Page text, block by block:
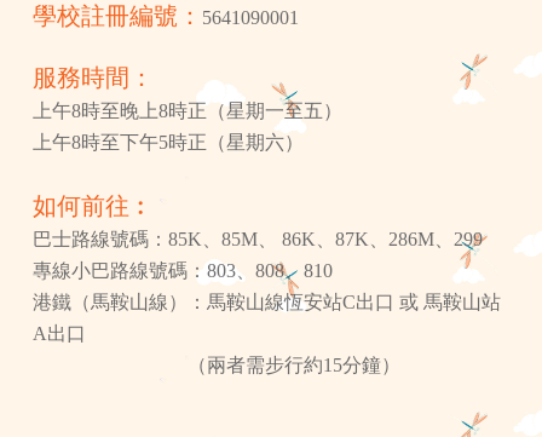
學校註冊編號： 5641090001
服務時間：
上午8時至晚上8時正（星期一至五）
上午8時至下午5時正（星期六）
如何前往︰
巴士路線號碼：85K、85M、 86K、87K、286M、299
專線小巴路線號碼：803、808、810
港鐵（馬鞍山線）：馬鞍山線恆安站C出口 或 馬鞍山站
A出口
（兩者需步行約15分鐘）